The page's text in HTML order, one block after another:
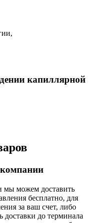
капиллярной
мы можем доставить
бесплатно, для
за ваш счет, либо
до терминала